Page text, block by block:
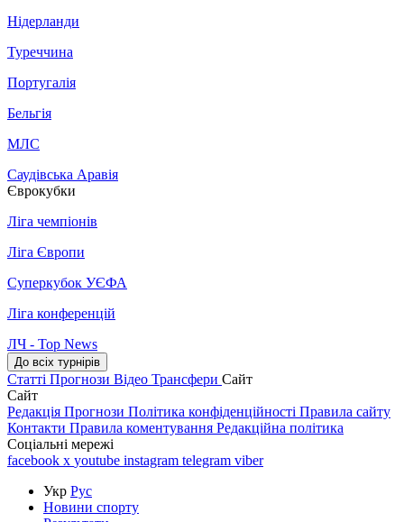
Нідерланди
Туреччина
Португалія
Бельгія
МЛС
Саудівська Аравія
Єврокубки
Ліга чемпіонів
Ліга Європи
Суперкубок УЄФА
Ліга конференцій
ЛЧ - Top News
До всіх турнірів
Статті Прогнози Відео Трансфери Сайт
Сайт
Редакція Прогнози Політика конфіденційності Правила сайту
Контакти Правила коментування Редакційна політика
Соціальні мережі
facebook x youtube instagram telegram viber
Укр Рус
Новини спорту